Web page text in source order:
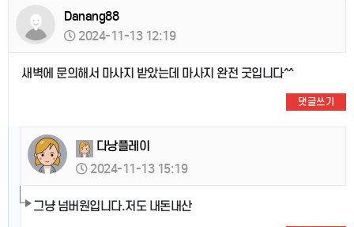
Danang88
2024-11-13 12:19
새벽에 문의해서 마사지 받았는데 마사지 완전 굿입니다^^
댓글쓰기
다낭플레이
2024-11-13 15:19
그냥 넘버원입니다.저도 내돈내산